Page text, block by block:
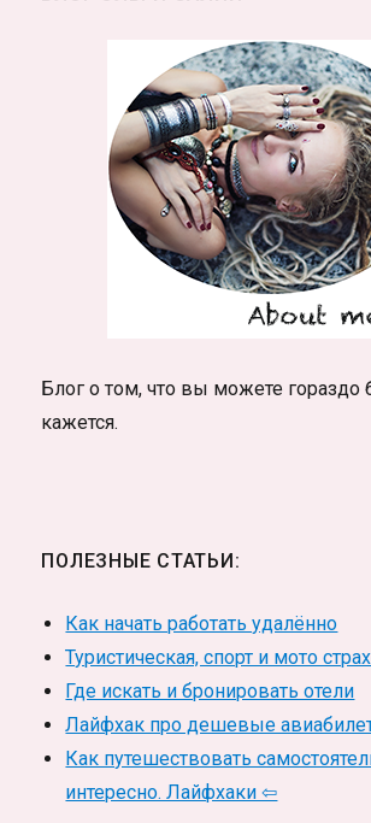
Блог о том, что вы можете гораздо
кажется.
ПОЛЕЗНЫЕ СТАТЬИ:
Как начать работать удалённо
Туристическая, спорт и мото
Где искать и бронировать отели
Лайфхак про дешевые
Как путешествовать
интересно. Лайфхаки ⇦